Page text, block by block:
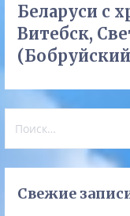
Беларуси с
Витебск,
Свежие